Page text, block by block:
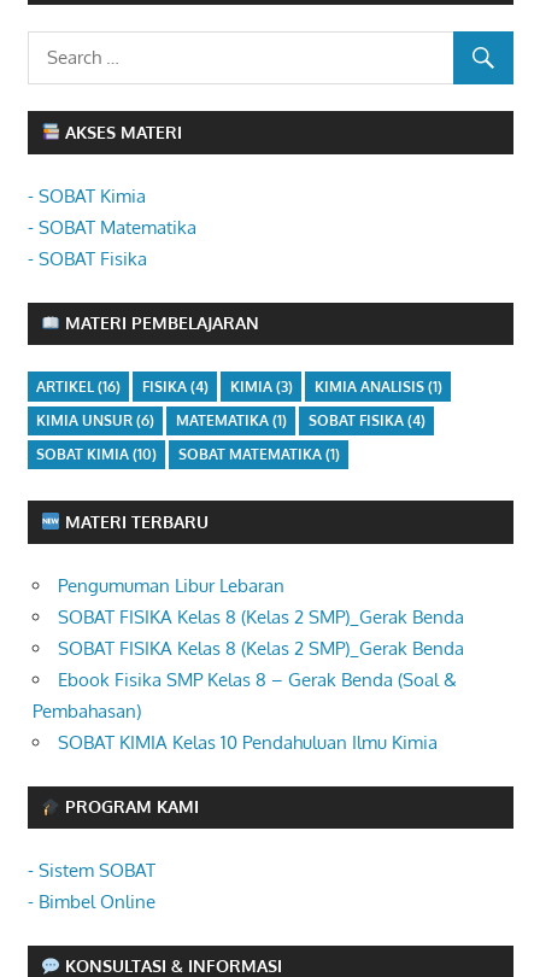
AKSES MATERI
- SOBAT Kimia
- SOBAT Matematika
- SOBAT Fisika
MATERI PEMBELAJARAN
ARTIKEL(16) FISIKA(4) KIMIA(3) KIMIA ANALISIS(1)
KIMIA UNSUR(6) MATEMATIKA(1) SOBAT FISIKA(4)
SOBAT KIMIA(10) SOBAT MATEMATIKA(1)
MATERI TERBARU
Pengumuman Libur Lebaran
SOBAT FISIKA Kelas 8 (Kelas 2 SMP)_Gerak Benda
SOBAT FISIKA Kelas 8 (Kelas 2 SMP)_Gerak Benda
Ebook Fisika SMP Kelas 8 – Gerak Benda (Soal &
Pembahasan)
SOBAT KIMIA Kelas 10 Pendahuluan Ilmu Kimia
PROGRAM KAMI
- Sistem SOBAT
- Bimbel Online
KONSULTASI & INFORMASI